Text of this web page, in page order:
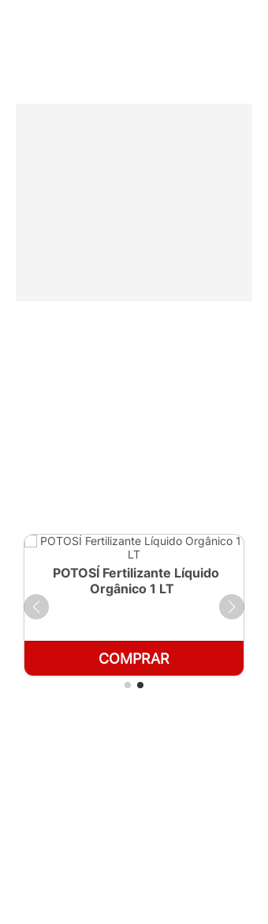
POTOSÍ Fertilizante Líquido
Orgânico 1 LT
COMPRAR